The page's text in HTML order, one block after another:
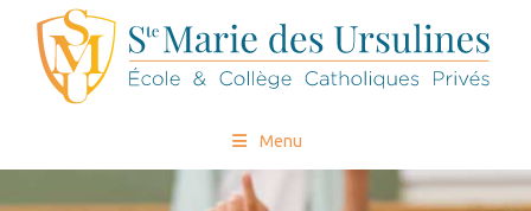
Menu